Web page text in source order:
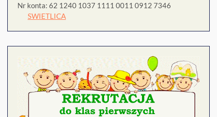
Nr konta: 62 1240 1037 1111 0011 0912 7346
SWIETLICA